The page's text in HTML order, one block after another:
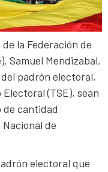
la Federación de
Samuel Mendizabal,
padrón electoral,
(TSE), sean
de cantidad
de
electoral que